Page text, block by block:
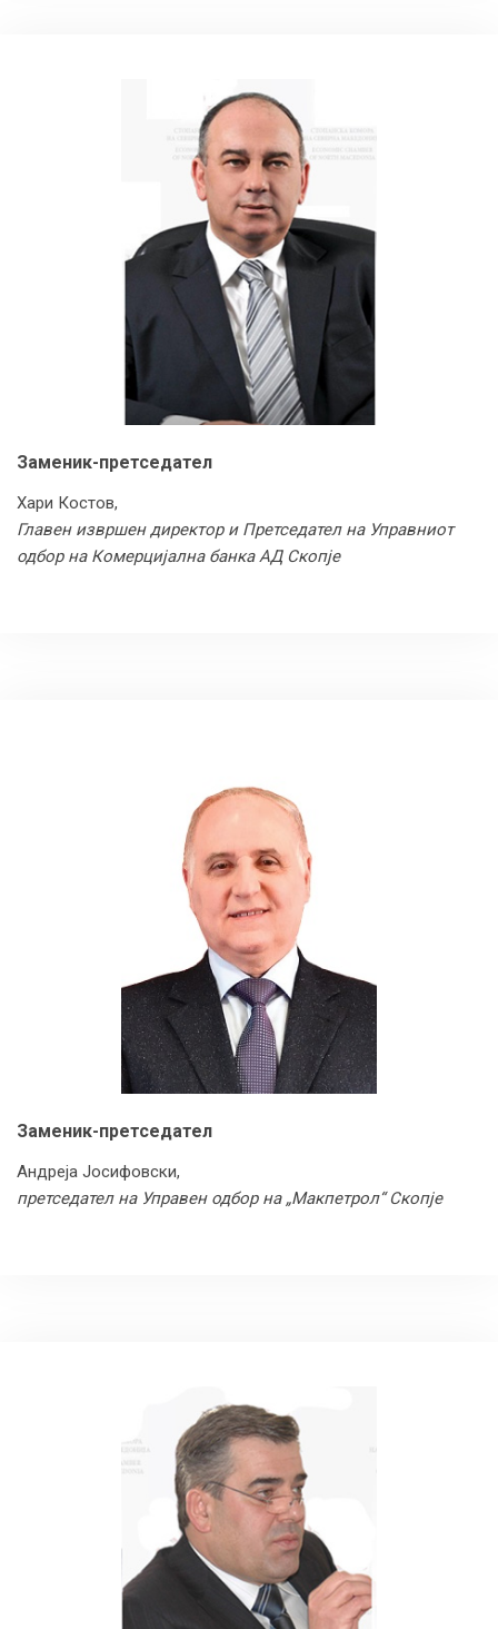
Заменик-претседател
Хари Костов,
Главен извршен директор и Претседател на Управниот
одбор на Комерцијална банка АД Скопје
Заменик-претседател
Андреја Јосифовски,
претседател на Управен одбор на „Макпетрол“ Скопје